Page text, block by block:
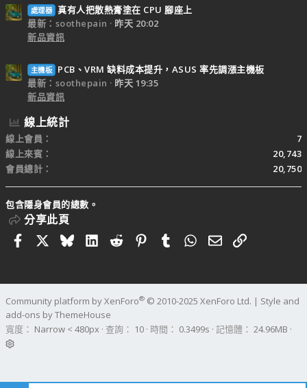
處理器 真有人把散熱膏塗在 CPU 腳座上
最新：soothepain
昨天 20:02
新品資訊
主機板
PCB、VRM 缺料成本提升，ASUS 率先調漲主機板
最新：soothepain
昨天 19:35
新品資訊
線上統計
線上會員
7
線上來賓
20,743
會員總計
20,750
包含隱身會員的總數。
分享此頁
FacebookBlueskyLinkedIn
RedditPinterestTumblrWhatsApp
電子郵件
連結
Community platform by XenForo® © 2010-2025 XenForo Ltd. | Style and
add-ons by ThemeHouse
寬度
查詢 10 時間 0.3499s 記憶體 24.96MB